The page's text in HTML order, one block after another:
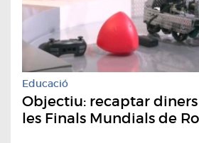
Educació
​Objectiu: recaptar
les Finals Mundials de